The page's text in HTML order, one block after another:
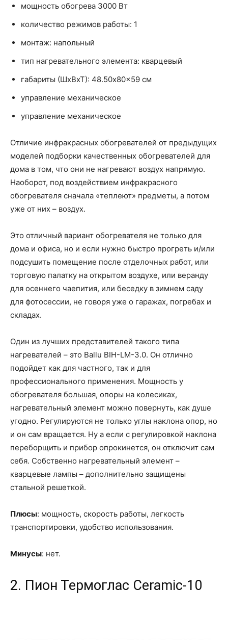
мощность обогрева 3000 Вт
количество режимов работы: 1
монтаж: напольный
тип нагревательного элемента: кварцевый
габариты (ШхВхТ): 48.50x80x59 см
управление механическое
управление механическое
Отличие инфракрасных обогревателей от предыдущих
моделей подборки качественных обогревателей для
дома в том, что они не нагревают воздух напрямую.
Наоборот, под воздействием инфракрасного
обогревателя сначала «теплеют» предметы, а потом
уже от них – воздух.
Это отличный вариант обогревателя не только для
дома и офиса, но и если нужно быстро прогреть и/или
подсушить помещение после отделочных работ, или
торговую палатку на открытом воздухе, или веранду
для осеннего чаепития, или беседку в зимнем саду
для фотосессии, не говоря уже о гаражах, погребах и
складах.
Один из лучших представителей такого типа
нагревателей – это Ballu BIH-LM-3.0. Он отлично
подойдет как для частного, так и для
профессионального применения. Мощность у
обогревателя большая, опоры на колесиках,
нагревательный элемент можно повернуть, как душе
угодно. Регулируются не только углы наклона опор, но
и он сам вращается. Ну а если с регулировкой наклона
переборщить и прибор опрокинется, он отключит сам
себя. Собственно нагревательный элемент –
кварцевые лампы – дополнительно защищены
стальной решеткой.
Плюсы: мощность, скорость работы, легкость
транспортировки, удобство использования.
Минусы: нет.
2. Пион Термоглас Ceramic-10